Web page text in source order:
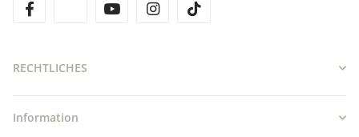
twitteryoutube instagram
RECHTLICHES
Information